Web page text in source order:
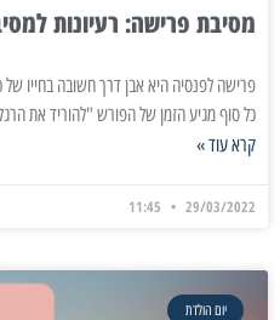
מסיבת פרישה: רעיונות
פרישה לפנסיה היא אבן דרך חשובה בחייו
כל סוף מגיע הזמן של הפורש "להוריד את
קרא עוד »
29/03/2022
יום הולדת